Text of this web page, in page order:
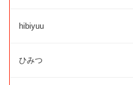
hibiyuu
ひみつ